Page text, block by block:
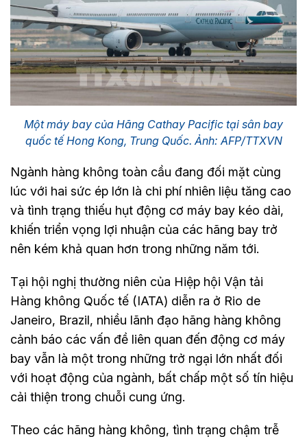
Một máy bay của Hãng Cathay Pacific tại sân bay
quốc tế Hong Kong, Trung Quốc. Ảnh: AFP/TTXVN
Ngành hàng không toàn cầu đang đối mặt cùng
lúc với hai sức ép lớn là chi phí nhiên liệu tăng cao
và tình trạng thiếu hụt động cơ máy bay kéo dài,
khiến triển vọng lợi nhuận của các hãng bay trở
nên kém khả quan hơn trong những năm tới.
Tại hội nghị thường niên của Hiệp hội Vận tải
Hàng không Quốc tế (IATA) diễn ra ở Rio de
Janeiro, Brazil, nhiều lãnh đạo hãng hàng không
cảnh báo các vấn đề liên quan đến động cơ máy
bay vẫn là một trong những trở ngại lớn nhất đối
với hoạt động của ngành, bất chấp một số tín hiệu
cải thiện trong chuỗi cung ứng.
Theo các hãng hàng không, tình trạng chậm trễ